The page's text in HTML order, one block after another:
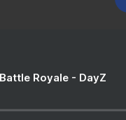
Royale - DayZ